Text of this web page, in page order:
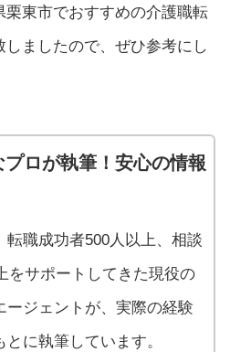
栗東市でおすすめの介護職転
ましたので、ぜひ参考にし
ロが執筆！安心の情報
転職成功者500人以上、相談
をサポートしてきた現役の
ージェントが、実際の経験
に執筆しています。